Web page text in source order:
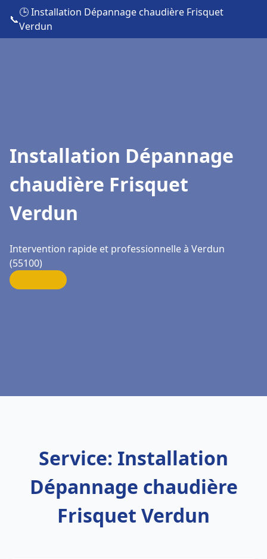
📞
🕒 Installation Dépannage chaudière Frisquet
Verdun
Installation Dépannage
chaudière Frisquet
Verdun
Intervention rapide et professionnelle à Verdun
(55100)
Service: Installation
Dépannage chaudière
Frisquet Verdun